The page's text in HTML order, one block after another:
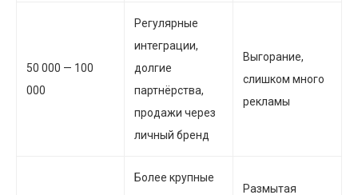
50 000 — 100
000
Регулярные
интеграции,
долгие
партнёрства,
продажи через
личный бренд
Выгорание,
слишком много
рекламы
Более крупные
Размытая